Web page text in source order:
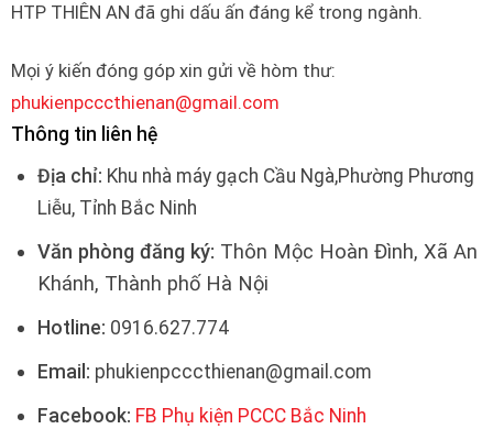
HTP THIÊN AN đã ghi dấu ấn đáng kể trong ngành.
Mọi ý kiến đóng góp xin gửi về hòm thư:
phukienpcccthienan@gmail.com
Thông tin liên hệ
Địa chỉ: Khu nhà máy gạch Cầu Ngà,Phường Phương
Liễu, Tỉnh Bắc Ninh
Văn phòng đăng ký: Thôn Mộc Hoàn Đình, Xã An
Khánh, Thành phố Hà Nội
Hotline: 0916.627.774
Email: phukienpcccthienan@gmail.com
Facebook: FB Phụ kiện PCCC Bắc Ninh